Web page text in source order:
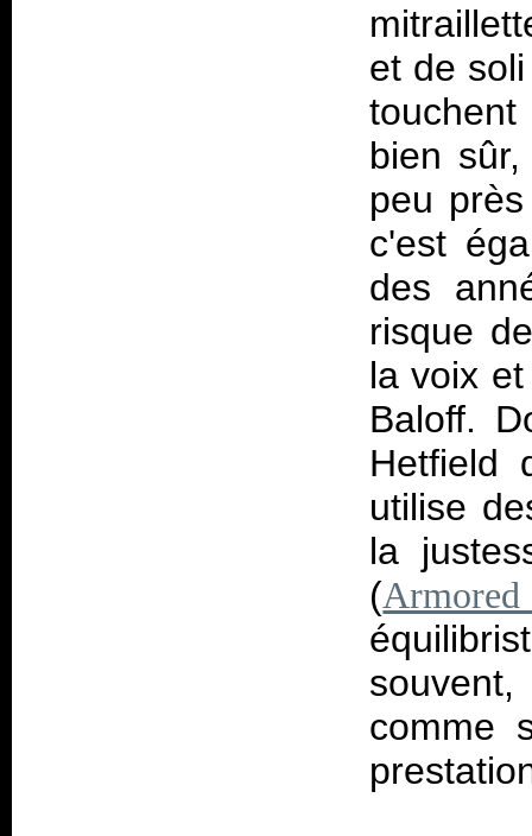
et de
bien
peu
c'est
des
risque
la voix
Baloff.
Hetfield
utilise
la
(Armored
comme